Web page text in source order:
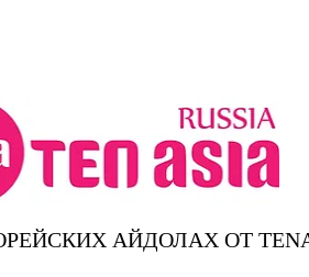
АЙДОЛАХ ОТ